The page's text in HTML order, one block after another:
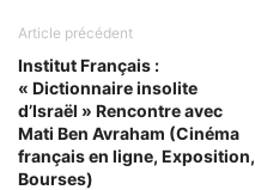
Article précédent
Institut Français :
« Dictionnaire insolite
d’Israël » Rencontre avec
Mati Ben Avraham (Cinéma
français en ligne, Exposition,
Bourses)